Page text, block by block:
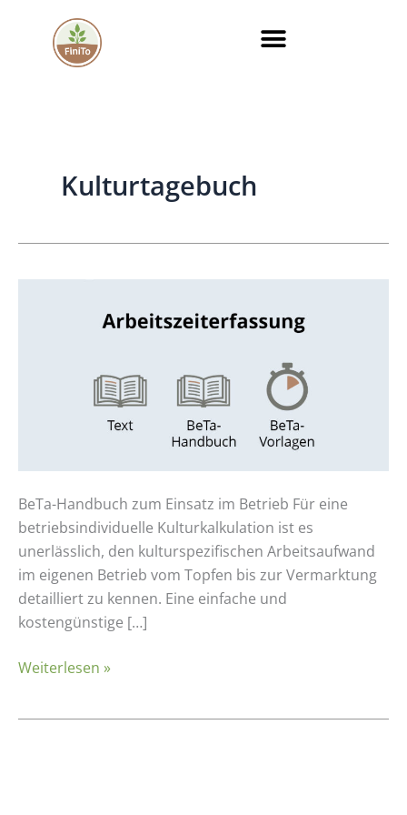
springen
Kulturtagebuch
BeTa-Handbuch zum Einsatz im Betrieb Für eine
betriebsindividuelle Kulturkalkulation ist es
unerlässlich, den kulturspezifischen Arbeitsaufwand
im eigenen Betrieb vom Topfen bis zur Vermarktung
detailliert zu kennen. Eine einfache und
kostengünstige […]
Weiterlesen »